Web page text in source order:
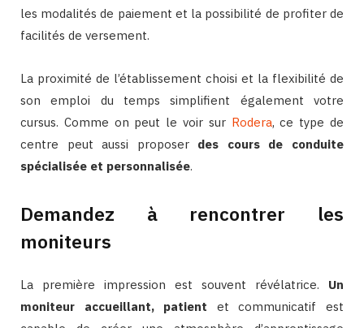
les modalités de paiement et la possibilité de profiter de
facilités de versement.
La proximité de l’établissement choisi et la flexibilité de
son emploi du temps simplifient également votre
cursus. Comme on peut le voir sur Rodera, ce type de
centre peut aussi proposer des cours de conduite
spécialisée et personnalisée.
Demandez à rencontrer les
moniteurs
La première impression est souvent révélatrice. Un
moniteur
accueillant, patient et communicatif est